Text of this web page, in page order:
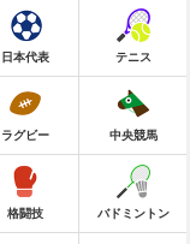
日本代表 テニス
ラグビー 中央競馬
格闘技 バドミントン